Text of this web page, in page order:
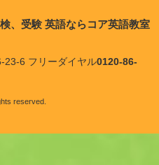
、受験 英語ならコア英語教室
23-6 フリーダイヤル0120-86-
reserved.